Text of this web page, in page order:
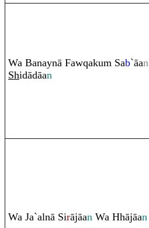
Wa Banaynā Fawqakum Sab`āan
Shidādāan
Wa Ja`alnā Sirājāan Wa Hhājāan